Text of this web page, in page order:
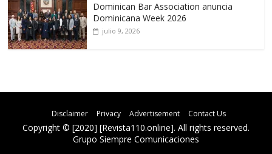
Dominican Bar Association anuncia
Dominicana Week 2026
julio 9, 2026
Disclaimer Privacy Advertisement Contact Us
Copyright © [2020] [Revista110.online]. All rights reserved.
Grupo Siempre Comunicaciones